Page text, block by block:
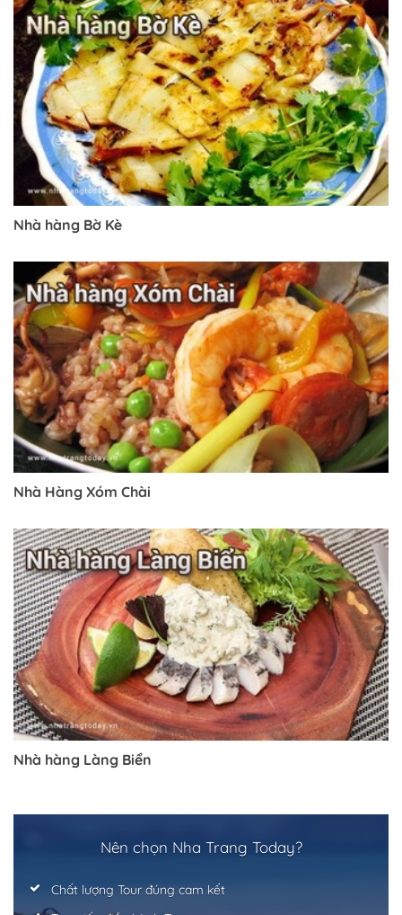
Trở về trang trước đó
Nhà hàng Bờ Kè
Nhà Hàng Xóm Chài
Nhà hàng Làng Biển
Nên chọn Nha Trang Today?
Chất lượng Tour đúng cam kết